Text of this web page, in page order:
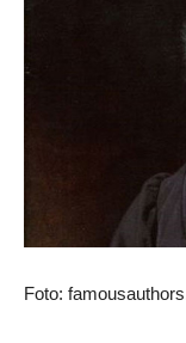
Foto: